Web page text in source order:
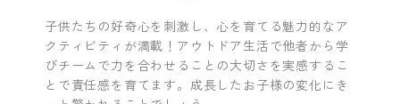
子供たちの好奇心を刺激し、心を育てる魅力的なア
クティビティが満載！アウトドア生活で他者から学
びチームで力を合わせることの大切さを実感するこ
とで責任感を育てます。成長したお子様の変化にき